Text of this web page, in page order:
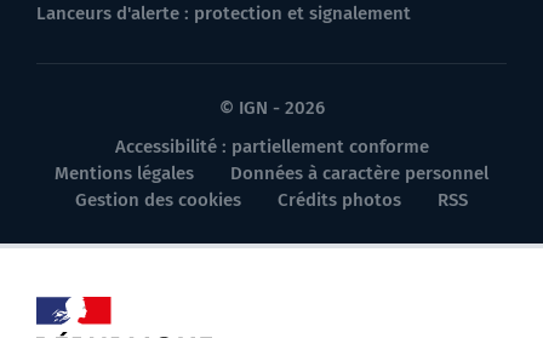
Lanceurs d'alerte : protection et signalement
© IGN - 2026
Accessibilité : partiellement conforme
Mentions légales
Données à caractère personnel
Gestion des cookies
Crédits photos RSS